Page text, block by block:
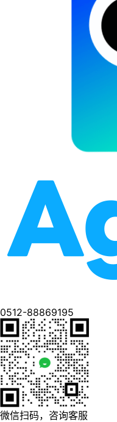
0512-88869195
微信扫码，咨询客服